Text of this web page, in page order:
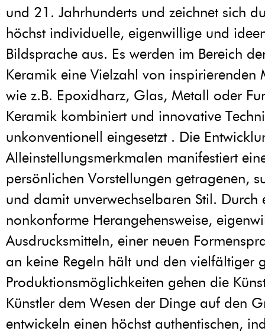
und 21. Jahrhunderts und zeichnet sich
höchst individuelle, eigenwillige und
Bildsprache aus. Es werden im Bereich
Keramik eine Vielzahl von inspirierenden
wie z.B. Epoxidharz, Glas, Metall oder
Keramik kombiniert und innovative
unkonventionell eingesetzt . Die
Alleinstellungsmerkmalen manifestiert
persönlichen Vorstellungen getragenen,
und damit unverwechselbaren Stil. Durch
nonkonforme Herangehensweise,
Ausdrucksmitteln, einer neuen
an keine Regeln hält und den vielfältiger
Produktionsmöglichkeiten gehen die
Künstler dem Wesen der Dinge auf den
entwickeln einen höchst authentischen,